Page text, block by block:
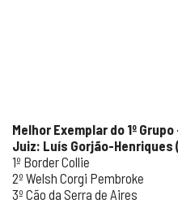
Melhor Exemplar do 1º Grupo
Juiz: Luís Gorjão-Henriques
1º Border Collie
2º Welsh Corgi Pembroke
3º Cão da Serra de Aires